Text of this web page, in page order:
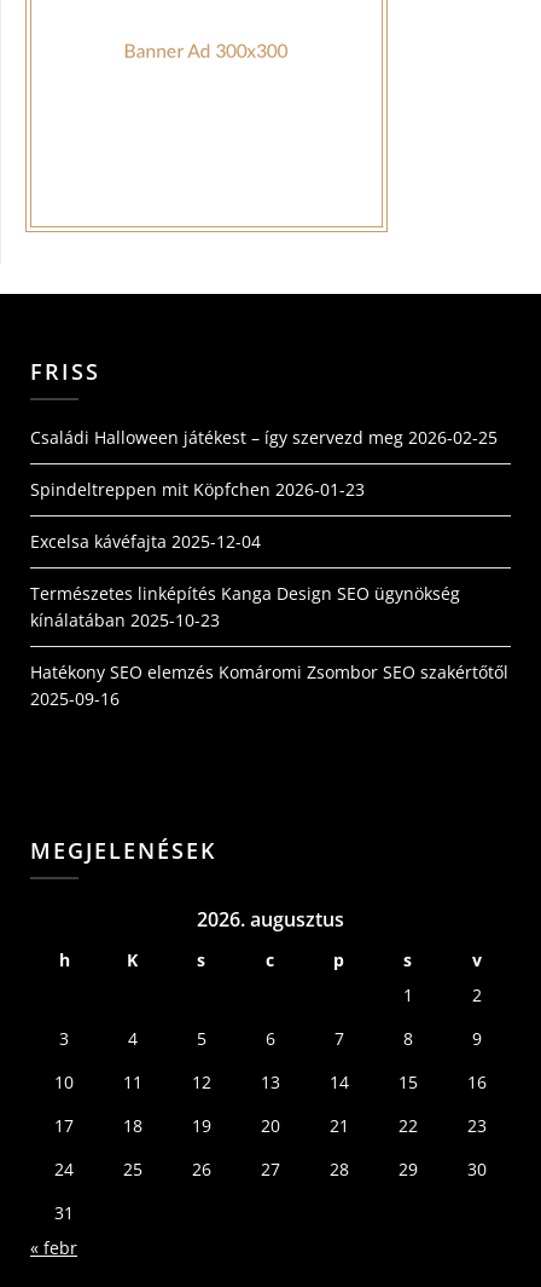
FRISS
Családi Halloween játékest – így szervezd meg 2026-02-25
Spindeltreppen mit Köpfchen 2026-01-23
Excelsa kávéfajta 2025-12-04
Természetes linképítés Kanga Design SEO ügynökség
kínálatában 2025-10-23
Hatékony SEO elemzés Komáromi Zsombor SEO szakértőtől
2025-09-16
MEGJELENÉSEK
2026. augusztus
h K s c p s
v
1
2
3
4 5 6 7 8
9
10
11 12 13 14 15
16
17
18 19 20 21 22
23
24
25 26 27 28 29
30
31
« febr